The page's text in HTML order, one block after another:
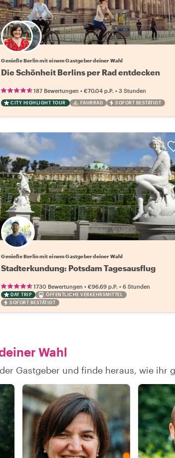
Wähle deinen Lieblingsgastgeber
Genieße Berlin mit einem Gastgeber deiner Wahl
Die Schönheit Berlins per Rad entdecken
187 Bewertungen •€70.04 p.P. •3 Stunden
CITY HIGHLIGHT TOUR FAHRRAD SOFORT BESTÄTIGT
Wähle deinen Lieblingsgastgeber
Genieße Berlin mit einem Gastgeber deiner Wahl
Stadterkundung: Potsdam Tagesausflug
1730 Bewertungen •€96.69 p.P. •6 Stunden
DAY TRIP
ÖFFENTLICHE VERKEHRSMITTEL
SOFORT BESTÄTIGT
Wahl
Gastgeber und finde heraus, wie ihr